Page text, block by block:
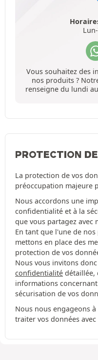
Vous souhaitez des
nos produits ?
renseigne du lundi
PROTECTION
La protection de vos
préoccupation majeure
Nous accordons une
confidentialité et à la
que vous partagez avec
En tant que l'une de
mettons en place des
protection de vos
Nous vous invitons
confidentialité détaillée,
informations
sécurisation de vos
Nous nous engageons
traiter vos données